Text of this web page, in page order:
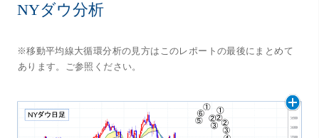
NYダウ分析
※移動平均線大循環分析の見方はこのレポートの最後にまとめて
あります。ご参照ください。